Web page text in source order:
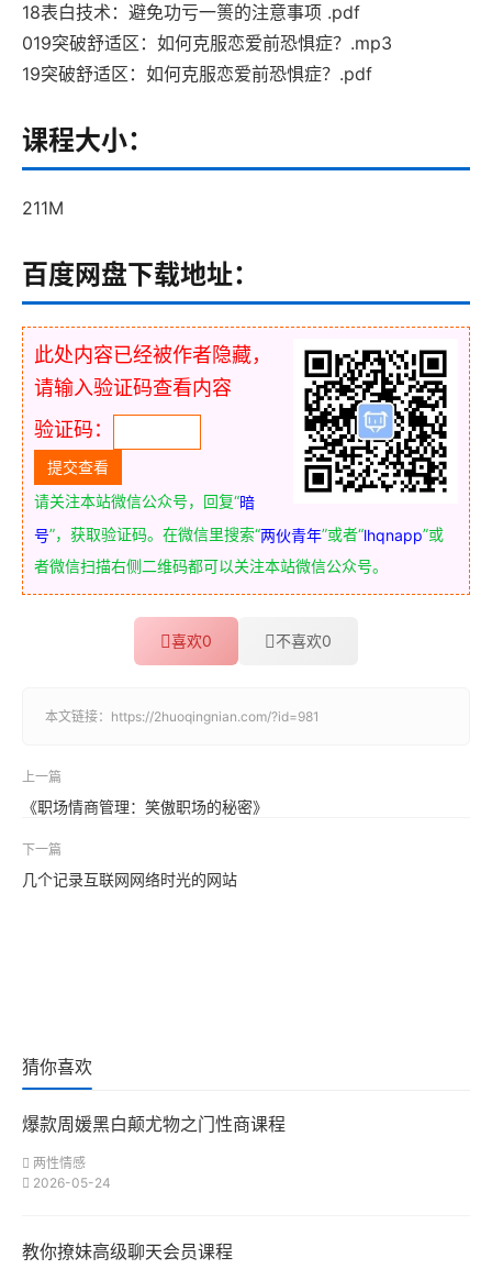
18表白技术：避免功亏一篑的注意事项 .pdf
019突破舒适区：如何克服恋爱前恐惧症？.mp3
19突破舒适区：如何克服恋爱前恐惧症？.pdf
课程大小：
211M
百度网盘下载地址：
此处内容已经被作者隐藏，
请输入验证码查看内容
验证码：
请关注本站微信公众号，回复“暗
号”，获取验证码。在微信里搜索“两伙青年”或者“lhqnapp”或
者微信扫描右侧二维码都可以关注本站微信公众号。
喜欢0 不喜欢0
本文链接： https://2huoqingnian.com/?id=981
上一篇
《职场情商管理：笑傲职场的秘密》
下一篇
几个记录互联网网络时光的网站
猜你喜欢
爆款周媛黑白颠尤物之门性商课程
两性情感
2026-05-24
教你撩妹高级聊天会员课程